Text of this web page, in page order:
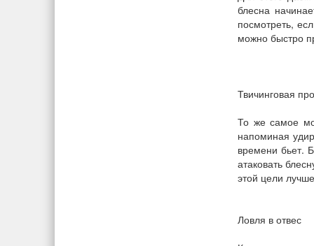
блесна
посмотреть,
можно быстро
Твичинговая
То же самое
напоминая
времени бьет.
атаковать
этой цели
Ловля в отвес